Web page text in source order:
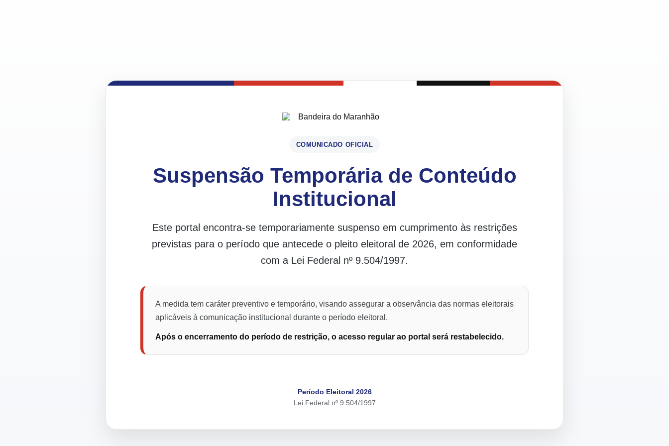
COMUNICADO OFICIAL
Suspensão Temporária de Conteúdo
Institucional
Este portal encontra-se temporariamente suspenso em cumprimento às restrições
previstas para o período que antecede o pleito eleitoral de 2026, em conformidade
com a Lei Federal nº 9.504/1997.
A medida tem caráter preventivo e temporário, visando assegurar a observância das normas eleitorais
aplicáveis à comunicação institucional durante o período eleitoral.
Após o encerramento do período de restrição, o acesso regular ao portal será restabelecido.
Período Eleitoral 2026
Lei Federal nº 9.504/1997